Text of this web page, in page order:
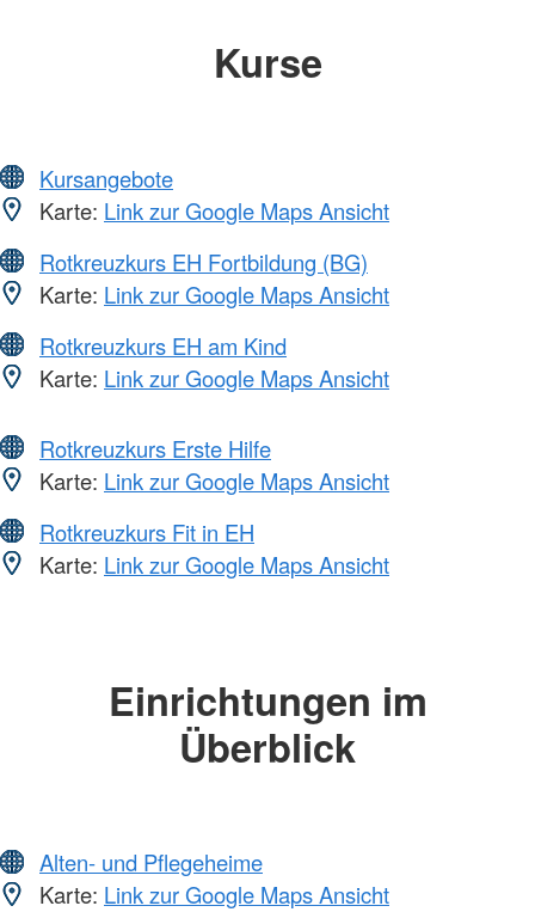
Kurse
Kursangebote
Karte: Link zur Google Maps Ansicht
Rotkreuzkurs EH Fortbildung (BG)
Karte: Link zur Google Maps Ansicht
Rotkreuzkurs EH am Kind
Karte: Link zur Google Maps Ansicht
Rotkreuzkurs Erste Hilfe
Karte: Link zur Google Maps Ansicht
Rotkreuzkurs Fit in EH
Karte: Link zur Google Maps Ansicht
Einrichtungen im
Überblick
Alten- und Pflegeheime
Karte: Link zur Google Maps Ansicht